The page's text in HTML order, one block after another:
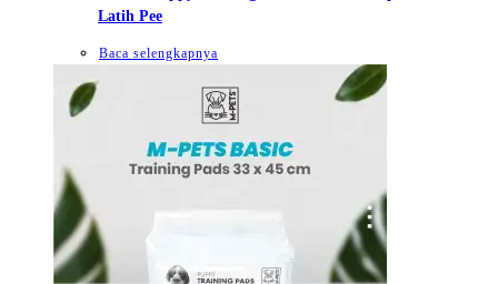
Latih Pee
Baca selengkapnya